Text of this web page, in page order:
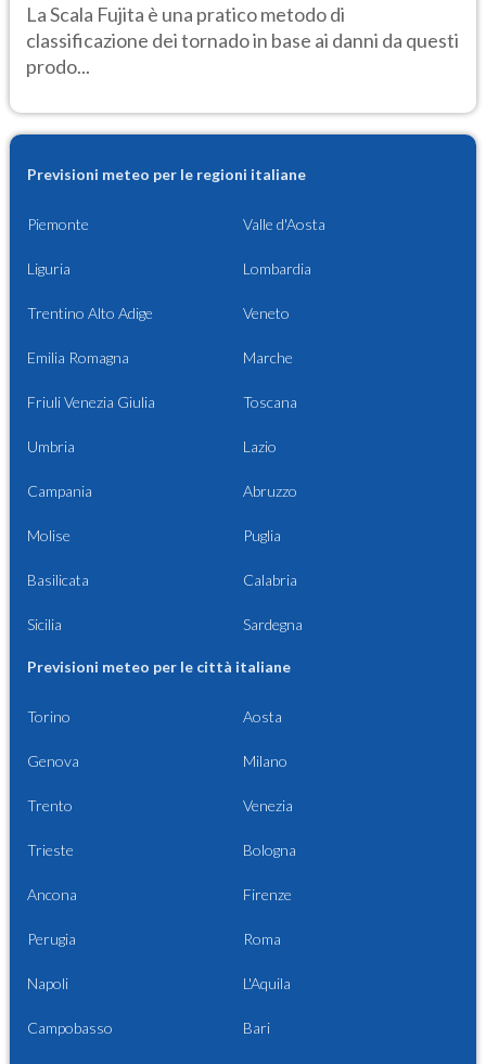
La Scala Fujita è una pratico metodo di
classificazione dei tornado in base ai danni da questi
prodo...
Previsioni meteo per le regioni italiane
Piemonte Valle d'Aosta
Liguria Lombardia
Trentino Alto Adige Veneto
Emilia Romagna Marche
Friuli Venezia Giulia Toscana
Umbria Lazio
Campania Abruzzo
Molise Puglia
Basilicata Calabria
Sicilia Sardegna
Previsioni meteo per le città italiane
Torino Aosta
Genova Milano
Trento Venezia
Trieste Bologna
Ancona Firenze
Perugia Roma
Napoli L'Aquila
Campobasso Bari